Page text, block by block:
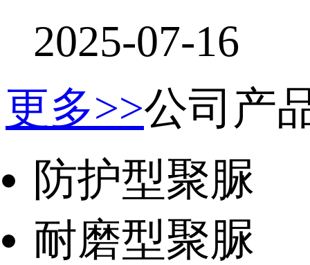
2025-07-16
更多>>公司产
防护型聚脲
耐磨型聚脲